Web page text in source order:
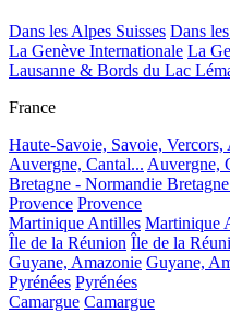
Dans les Alpes Suisses Dans
La Genève Internationale La
Lausanne & Bords du Lac
France
Haute-Savoie, Savoie, Vercors,
Auvergne, Cantal... Auvergne,
Bretagne - Normandie
Provence Provence
Martinique Antilles Martinique
Île de la Réunion Île de la
Guyane, Amazonie Guyane,
Pyrénées Pyrénées
Camargue Camargue